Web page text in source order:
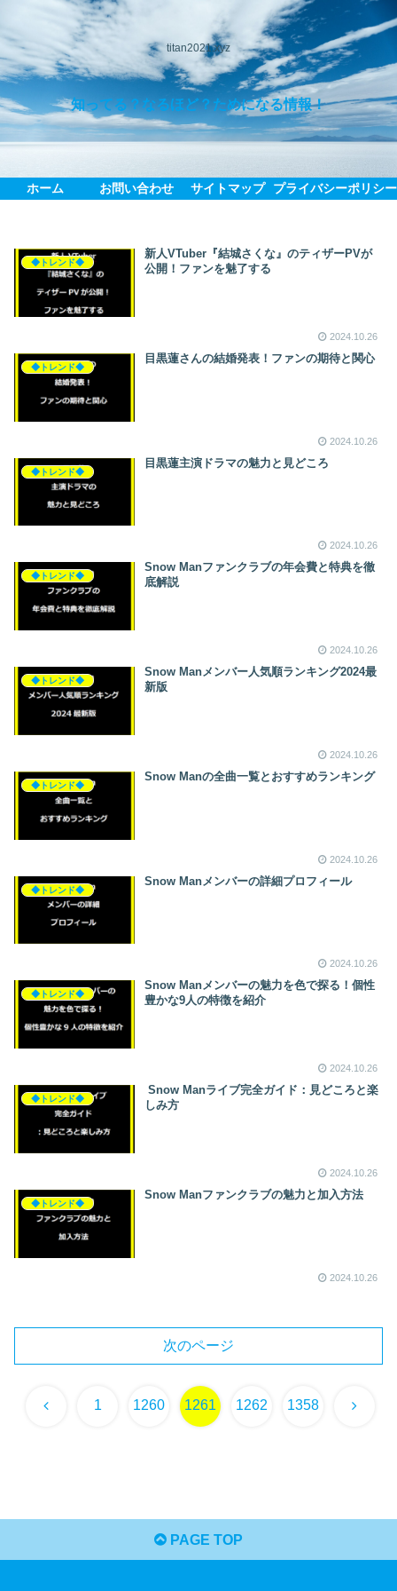
titan2021.xyz
知ってる？なるほど？ためになる情報！
ホーム お問い合わせ サイトマップ プライバシーポリシー
◆トレンド◆
新人VTuber『結城さくな』のティザーPVが
公開！ファンを魅了する
2024.10.26
◆トレンド◆
目黒蓮さんの結婚発表！ファンの期待と関心
2024.10.26
◆トレンド◆
目黒蓮主演ドラマの魅力と見どころ
2024.10.26
◆トレンド◆
Snow Manファンクラブの年会費と特典を徹
底解説
2024.10.26
◆トレンド◆
Snow Manメンバー人気順ランキング2024最
新版
2024.10.26
◆トレンド◆
Snow Manの全曲一覧とおすすめランキング
2024.10.26
◆トレンド◆
Snow Manメンバーの詳細プロフィール
2024.10.26
◆トレンド◆
Snow Manメンバーの魅力を色で探る！個性
豊かな9人の特徴を紹介
2024.10.26
◆トレンド◆
Snow Manライブ完全ガイド：見どころと楽
しみ方
2024.10.26
◆トレンド◆
Snow Manファンクラブの魅力と加入方法
2024.10.26
次のページ
前 1 1260 1261 1262 1358 次
PAGE TOP